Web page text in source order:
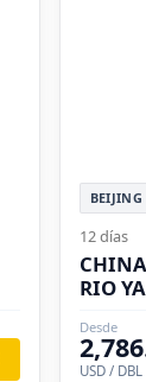
BEIJING
12 días
RIO
Desde
USD / DBL